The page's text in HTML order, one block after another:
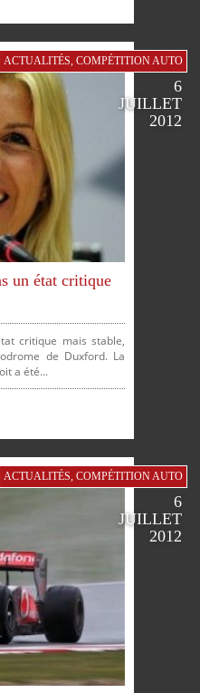
ACTUALITÉS, COMPÉTITION AUTO
6
JUILLET
2012
un état critique
critique mais stable,
de Duxford. La
a été...
ACTUALITÉS, COMPÉTITION AUTO
6
JUILLET
2012